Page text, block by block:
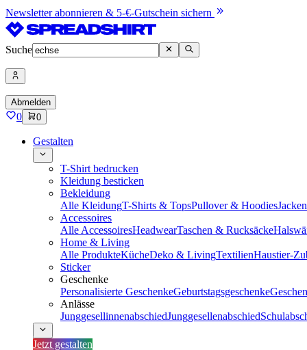
Newsletter abonnieren & 5-€-Gutschein sichern
Suche
Abmelden
0 0
Gestalten
T-Shirt bedrucken
Kleidung besticken
Bekleidung
Alle KleidungT-Shirts & TopsPullover & Hoodies
Accessoires
Alle AccessoiresHeadwearTaschen & Rucksäcke
Home & Living
Alle ProdukteKücheDeko & LivingTextilienHaustier-
Sticker
Geschenke
Personalisierte GeschenkeGeburtstagsgeschenke
Anlässe
JunggesellinnenabschiedJunggesellenabschied
Jetzt gestalten